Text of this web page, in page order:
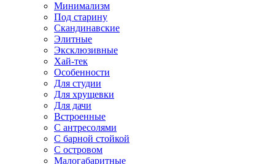
Минимализм
Под старину
Скандинавские
Элитные
Эксклюзивные
Хай-тек
Особенности
Для студии
Для хрущевки
Для дачи
Встроенные
С антресолями
С барной стойкой
С островом
Малогабаритные